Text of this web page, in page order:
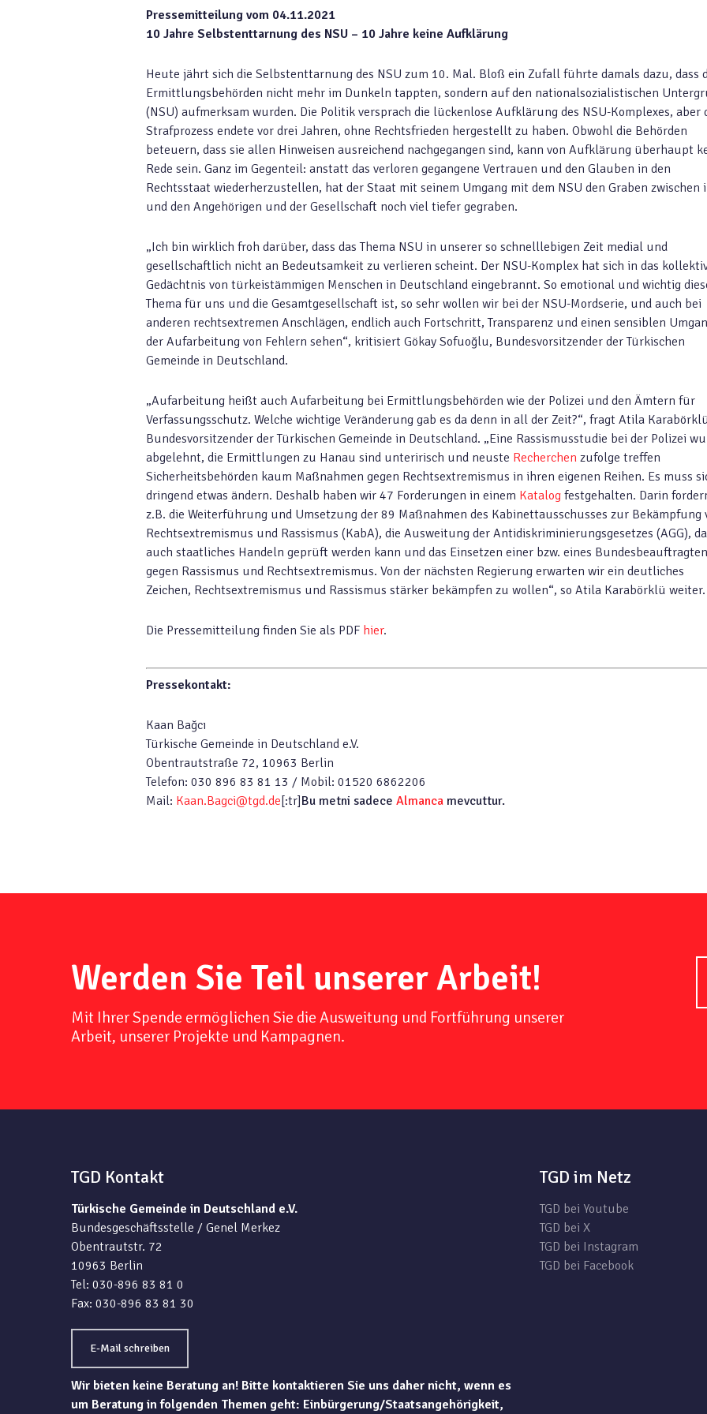
Pressemitteilung vom 04.11.2021
10 Jahre Selbstenttarnung des NSU – 10 Jahre keine Aufklärung
Heute jährt sich die Selbstenttarnung des NSU zum 10. Mal. Bloß ein Zufall führte damals dazu, dass
Ermittlungsbehörden nicht mehr im Dunkeln tappten, sondern auf den nationalsozialistischen
(NSU) aufmerksam wurden. Die Politik versprach die lückenlose Aufklärung des NSU-Komplexes, aber
Strafprozess endete vor drei Jahren, ohne Rechtsfrieden hergestellt zu haben. Obwohl die Behörden
beteuern, dass sie allen Hinweisen ausreichend nachgegangen sind, kann von Aufklärung überhaupt
Rede sein. Ganz im Gegenteil: anstatt das verloren gegangene Vertrauen und den Glauben in den
Rechtsstaat wiederherzustellen, hat der Staat mit seinem Umgang mit dem NSU den Graben zwischen
und den Angehörigen und der Gesellschaft noch viel tiefer gegraben.
„Ich bin wirklich froh darüber, dass das Thema NSU in unserer so schnelllebigen Zeit medial und
gesellschaftlich nicht an Bedeutsamkeit zu verlieren scheint. Der NSU-Komplex hat sich in das
Gedächtnis von türkeistämmigen Menschen in Deutschland eingebrannt. So emotional und wichtig
Thema für uns und die Gesamtgesellschaft ist, so sehr wollen wir bei der NSU-Mordserie, und auch bei
anderen rechtsextremen Anschlägen, endlich auch Fortschritt, Transparenz und einen sensiblen
der Aufarbeitung von Fehlern sehen“, kritisiert Gökay Sofuoğlu, Bundesvorsitzender der Türkischen
Gemeinde in Deutschland.
„Aufarbeitung heißt auch Aufarbeitung bei Ermittlungsbehörden wie der Polizei und den Ämtern für
Verfassungsschutz. Welche wichtige Veränderung gab es da denn in all der Zeit?“, fragt Atila
Bundesvorsitzender der Türkischen Gemeinde in Deutschland. „Eine Rassismusstudie bei der Polizei
abgelehnt, die Ermittlungen zu Hanau sind unteririsch und neuste Recherchen zufolge treffen
Sicherheitsbehörden kaum Maßnahmen gegen Rechtsextremismus in ihren eigenen Reihen. Es muss
dringend etwas ändern. Deshalb haben wir 47 Forderungen in einem Katalog festgehalten. Darin
z.B. die Weiterführung und Umsetzung der 89 Maßnahmen des Kabinettausschusses zur Bekämpfung
Rechtsextremismus und Rassismus (KabA), die Ausweitung der Antidiskriminierungsgesetzes (AGG),
auch staatliches Handeln geprüft werden kann und das Einsetzen einer bzw. eines
gegen Rassismus und Rechtsextremismus. Von der nächsten Regierung erwarten wir ein deutliches
Zeichen, Rechtsextremismus und Rassismus stärker bekämpfen zu wollen“, so Atila Karabörklü weiter.
Die Pressemitteilung finden Sie als PDF hier.
Pressekontakt:
Kaan Bağcı
Türkische Gemeinde in Deutschland e.V.
Obentrautstraße 72, 10963 Berlin
Telefon: 030 896 83 81 13 / Mobil: 01520 6862206
Mail: Kaan.Bagci@tgd.de[:tr] Bu metni sadece Almanca mevcuttur.
Werden Sie Teil unserer Arbeit!
Mit Ihrer Spende ermöglichen Sie die Ausweitung und Fortführung unserer
Arbeit, unserer Projekte und Kampagnen.
TGD Kontakt
Türkische Gemeinde in Deutschland e.V.
Bundesgeschäftsstelle / Genel Merkez
Obentrautstr. 72
10963 Berlin
Tel: 030-896 83 81 0
Fax: 030-896 83 81 30
E-Mail schreiben
Wir bieten keine Beratung an! Bitte kontaktieren Sie uns daher nicht, wenn es
um Beratung in folgenden Themen geht: Einbürgerung/Staatsangehörigkeit,
TGD im Netz
TGD bei Youtube
TGD bei X
TGD bei Instagram
TGD bei Facebook